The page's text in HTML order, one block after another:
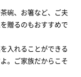
碗、お箸など、ご夫
贈るのもおすすめで
入れることができる
。ご家族だからこそ